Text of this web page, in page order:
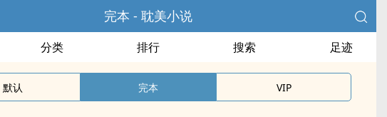
完本 - 耽美小说
分类 排行 搜索 足迹
默认 完本 VIP